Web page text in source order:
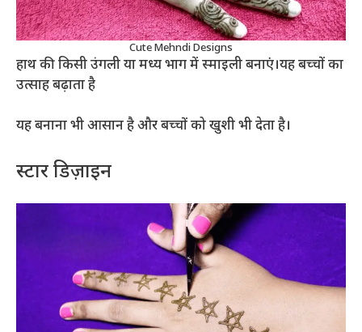
Cute Mehndi Designs
हाथ की किसी उंगली या मध्य भाग में स्माइली बनाएं।यह बच्चों का
उत्साह बढ़ाता है
यह बनाना भी आसान है और बच्चों को खुशी भी देता है।
स्टार डिज़ाइन